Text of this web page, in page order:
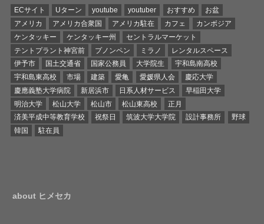
ECサイト Uターン youtube youtuber おすすめ
お盆
アメリカ
アメリカ合衆国 アメリカ駐在 カフェ
カンボジア
ケンタッキー
ケンタッキー州
セントラルマーケット
テントプラント神宮前
プノンペン ミラノ
レンタルスペース
伊予市
国土交通省 国家公務員 大学院生
宇和島南高校
宇和島東高校
市場 建築 愛亀 愛媛県人会
慶応大学
慶應義塾大学病院
新居浜市 日系人材サービス
早稲田大学
明治大学
松山大学 松山市 松山東高校
正月
済美平成中等教育学校
祝祭日 筑波大学大学院 設計事務所
野球
韓国
駐在員
about ヒメセカ